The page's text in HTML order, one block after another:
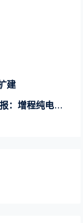
建
程纯电双动力